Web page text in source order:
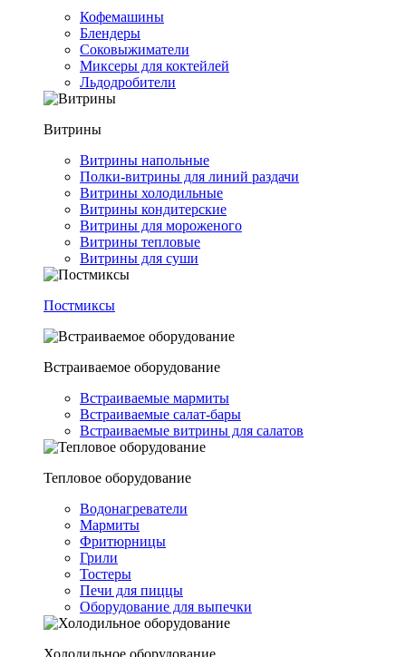
Кофемашины
Блендеры
Соковыжиматели
Миксеры для коктейлей
Льдодробители
Витрины
Витрины напольные
Полки-витрины для линий раздачи
Витрины холодильные
Витрины кондитерские
Витрины для мороженого
Витрины тепловые
Витрины для суши
Постмиксы
Встраиваемое оборудование
Встраиваемые мармиты
Встраиваемые салат-бары
Встраиваемые витрины для салатов
Тепловое оборудование
Водонагреватели
Мармиты
Фритюрницы
Грили
Тостеры
Печи для пиццы
Оборудование для выпечки
Холодильное оборудование